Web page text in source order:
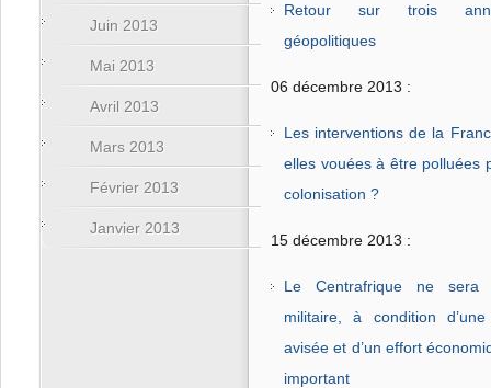
Juin 2013
Mai 2013
Avril 2013
Mars 2013
Février 2013
Janvier 2013
Retour sur trois
géopolitiques
06 décembre 2013 :
Les interventions de la
elles vouées à être polluées
colonisation ?
15 décembre 2013 :
Le Centrafrique ne
militaire, à condition
avisée et d’un effort
important